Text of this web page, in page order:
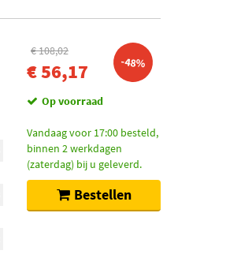
€ 108,02
€ 56,17 -48%
Op voorraad
Vandaag voor 17:00 besteld,
binnen 2 werkdagen
(zaterdag) bij u geleverd.
Bestellen